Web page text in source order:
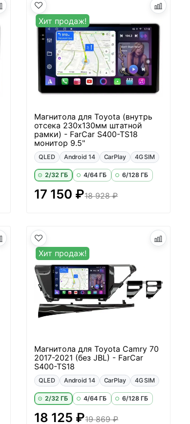
Хит продаж!
Магнитола для Toyota (внутрь
отсека 230х130мм штатной
рамки) - FarCar S400-TS18
монитор 9.5"
QLED Android 14 CarPlay 4G SIM
2/32 ГБ 4/64 ГБ 6/128 ГБ
17 150 ₽18 928 ₽
Хит продаж!
Магнитола для Toyota Camry 70
2017-2021 (без JBL) - FarCar
S400-TS18
QLED Android 14 CarPlay 4G SIM
2/32 ГБ 4/64 ГБ 6/128 ГБ
18 125 ₽19 869 ₽